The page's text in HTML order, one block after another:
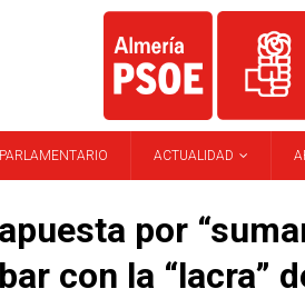
ACTUALIDAD
por
con la “lacra”